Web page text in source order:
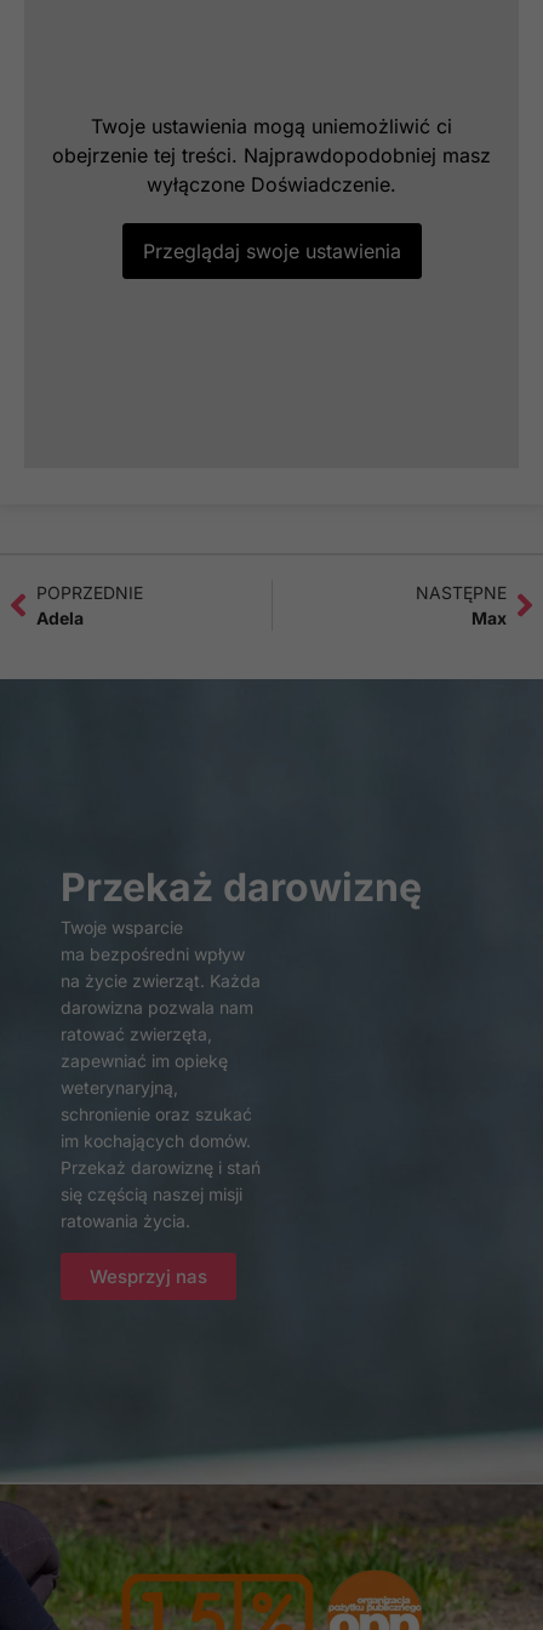
Twoje ustawienia mogą uniemożliwić ci
obejrzenie tej treści. Najprawdopodobniej masz
wyłączone Doświadczenie.
Przeglądaj swoje ustawienia
POPRZEDNIE
Adela
NASTĘPNE
Max
Przekaż darowiznę
Twoje wsparcie
ma bezpośredni wpływ
na życie zwierząt. Każda
darowizna pozwala nam
ratować zwierzęta,
zapewniać im opiekę
weterynaryjną,
schronienie oraz szukać
im kochających domów.
Przekaż darowiznę i stań
się częścią naszej misji
ratowania życia.
Wesprzyj nas
poprawić
strony
internetowej,
na podstawie
tego, jak
strona jest